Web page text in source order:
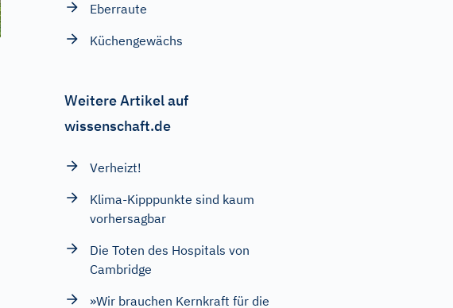
Eberraute
Küchengewächs
Weitere Artikel auf
wissenschaft.de
Verheizt!
Klima-Kipppunkte sind kaum
vorhersagbar
Die Toten des Hospitals von
Cambridge
»Wir brauchen Kernkraft für die